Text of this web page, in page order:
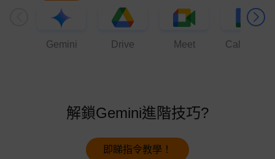
Gemini Drive Meet Calendar
解鎖Gemini進階技巧?
即睇指令教學！